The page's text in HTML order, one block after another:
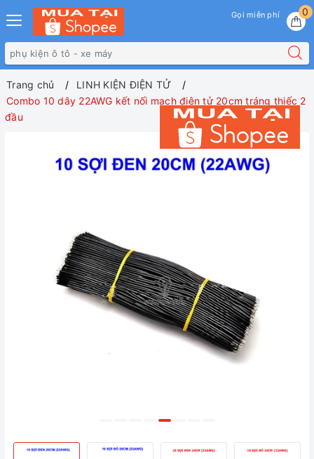
0
Gọi miễn phí
Trang chủ
LINH KIỆN ĐIỆN TỬ
Combo 10 dây 22AWG kết nối mạch điện tử 20cm tráng thiếc 2
đầu